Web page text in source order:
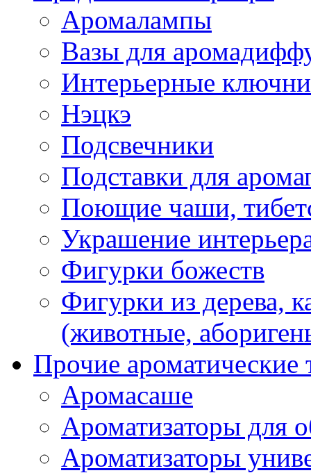
Аромалампы
Вазы для
Интерьерные
Нэцкэ
Подсвечники
Подставки для
Поющие чаши,
Украшение
Фигурки божеств
Фигурки из дерева,
(животные,
Прочие ароматические
Аромасаше
Ароматизаторы для
Ароматизаторы